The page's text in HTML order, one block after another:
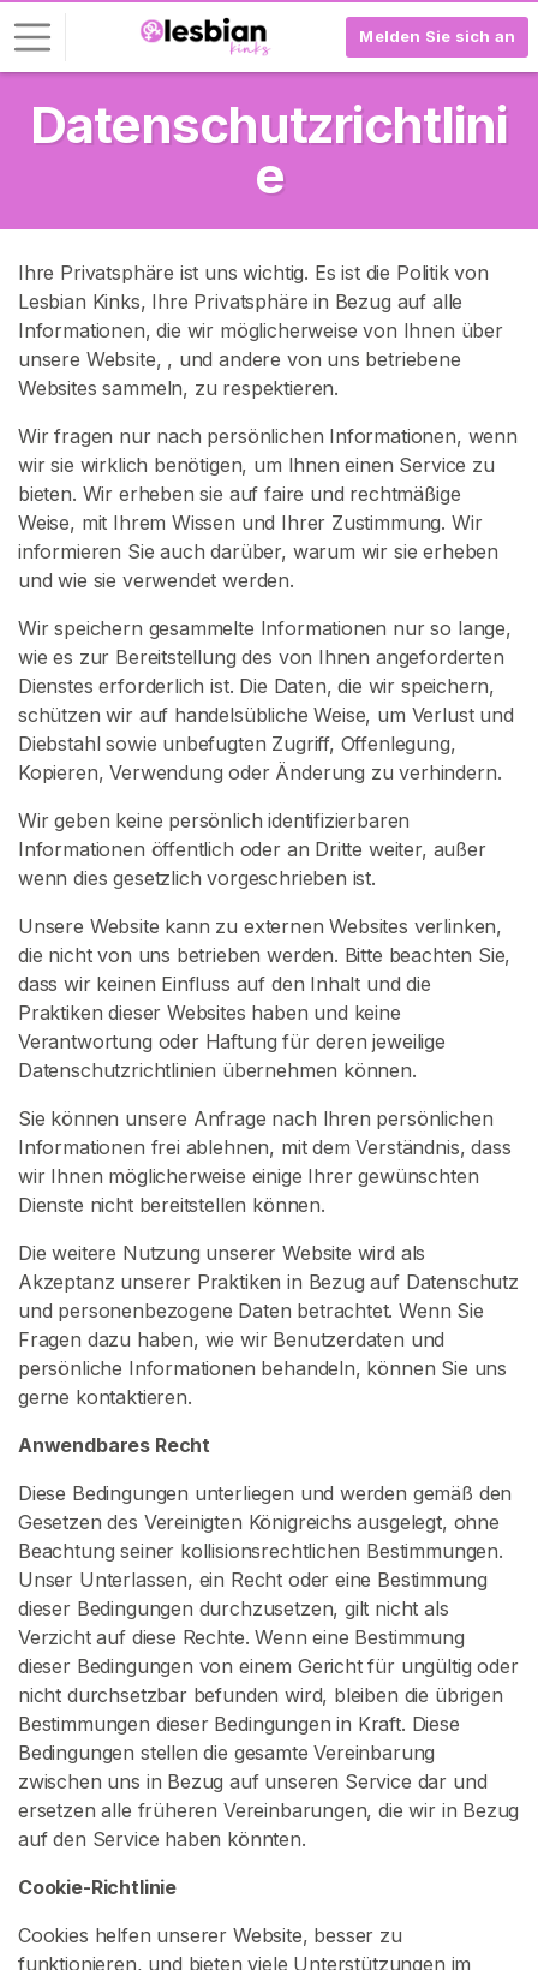
Melden Sie sich an
Datenschutzrichtlini
e
Ihre Privatsphäre ist uns wichtig. Es ist die Politik von
Lesbian Kinks, Ihre Privatsphäre in Bezug auf alle
Informationen, die wir möglicherweise von Ihnen über
unsere Website, , und andere von uns betriebene
Websites sammeln, zu respektieren.
Wir fragen nur nach persönlichen Informationen, wenn
wir sie wirklich benötigen, um Ihnen einen Service zu
bieten. Wir erheben sie auf faire und rechtmäßige
Weise, mit Ihrem Wissen und Ihrer Zustimmung. Wir
informieren Sie auch darüber, warum wir sie erheben
und wie sie verwendet werden.
Wir speichern gesammelte Informationen nur so lange,
wie es zur Bereitstellung des von Ihnen angeforderten
Dienstes erforderlich ist. Die Daten, die wir speichern,
schützen wir auf handelsübliche Weise, um Verlust und
Diebstahl sowie unbefugten Zugriff, Offenlegung,
Kopieren, Verwendung oder Änderung zu verhindern.
Wir geben keine persönlich identifizierbaren
Informationen öffentlich oder an Dritte weiter, außer
wenn dies gesetzlich vorgeschrieben ist.
Unsere Website kann zu externen Websites verlinken,
die nicht von uns betrieben werden. Bitte beachten Sie,
dass wir keinen Einfluss auf den Inhalt und die
Praktiken dieser Websites haben und keine
Verantwortung oder Haftung für deren jeweilige
Datenschutzrichtlinien übernehmen können.
Sie können unsere Anfrage nach Ihren persönlichen
Informationen frei ablehnen, mit dem Verständnis, dass
wir Ihnen möglicherweise einige Ihrer gewünschten
Dienste nicht bereitstellen können.
Die weitere Nutzung unserer Website wird als
Akzeptanz unserer Praktiken in Bezug auf Datenschutz
und personenbezogene Daten betrachtet. Wenn Sie
Fragen dazu haben, wie wir Benutzerdaten und
persönliche Informationen behandeln, können Sie uns
gerne kontaktieren.
Anwendbares Recht
Diese Bedingungen unterliegen und werden gemäß den
Gesetzen des Vereinigten Königreichs ausgelegt, ohne
Beachtung seiner kollisionsrechtlichen Bestimmungen.
Unser Unterlassen, ein Recht oder eine Bestimmung
dieser Bedingungen durchzusetzen, gilt nicht als
Verzicht auf diese Rechte. Wenn eine Bestimmung
dieser Bedingungen von einem Gericht für ungültig oder
nicht durchsetzbar befunden wird, bleiben die übrigen
Bestimmungen dieser Bedingungen in Kraft. Diese
Bedingungen stellen die gesamte Vereinbarung
zwischen uns in Bezug auf unseren Service dar und
ersetzen alle früheren Vereinbarungen, die wir in Bezug
auf den Service haben könnten.
Cookie-Richtlinie
Cookies helfen unserer Website, besser zu
funktionieren, und bieten viele Unterstützungen im
L
o
I
n
R
E
G
I
S
R
I
E
R
E
N
S
I
E
S
I
C
K
O
S
E
N
L
O
>
S
t
a
t
s
e
i
e
S
u
c
e
S
i
e
n
a
c
h
V
e
r
k
ä
u
f
r
n